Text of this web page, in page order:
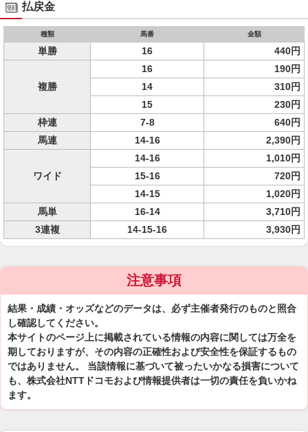
払戻金
種類 馬番 金額
単勝 16 440円
複勝
16
190円
14
310円
15
230円
枠連
7-8
640円
馬連
14-16 2,390円
ワイド
14-16
1,010円
15-16
720円
14-15
1,020円
馬単
16-14
3,710円
3連複
14-15-16 3,930円
注意事項
結果・成績・オッズなどのデータは、必ず主催者発行のものと照合
し確認してください。
本サイトのページ上に掲載されている情報の内容に関しては万全を
期しておりますが、その内容の正確性および安全性を保証するもの
ではありません。 当該情報に基づいて被ったいかなる損害について
も、株式会社NTTドコモおよび情報提供者は一切の責任を負いかね
ます。